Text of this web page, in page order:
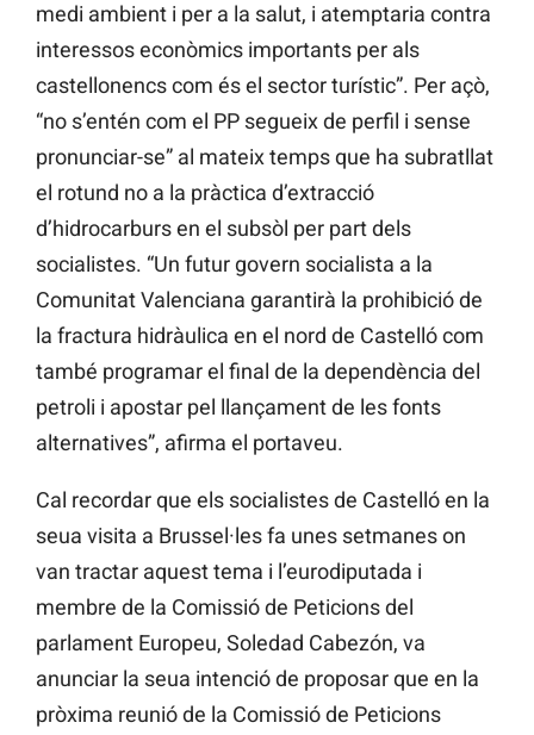
medi ambient i per a la salut, i atemptaria contra
interessos econòmics importants per als
castellonencs com és el sector turístic”. Per açò,
“no s’entén com el PP segueix de perfil i sense
pronunciar-se” al mateix temps que ha subratllat
el rotund no a la pràctica d’extracció
d’hidrocarburs en el subsòl per part dels
socialistes. “Un futur govern socialista a la
Comunitat Valenciana garantirà la prohibició de
la fractura hidràulica en el nord de Castelló com
també programar el final de la dependència del
petroli i apostar pel llançament de les fonts
alternatives”, afirma el portaveu.
Cal recordar que els socialistes de Castelló en la
seua visita a Brussel·les fa unes setmanes on
van tractar aquest tema i l’eurodiputada i
membre de la Comissió de Peticions del
parlament Europeu, Soledad Cabezón, va
anunciar la seua intenció de proposar que en la
pròxima reunió de la Comissió de Peticions